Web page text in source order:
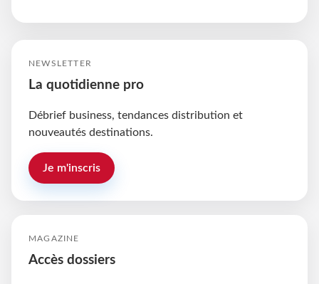
NEWSLETTER
La quotidienne pro
Débrief business, tendances distribution et
nouveautés destinations.
Je m'inscris
MAGAZINE
Accès dossiers